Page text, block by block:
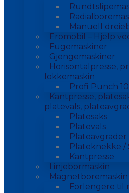
Manuell
Eromobil – Hjelp
Fugemaskiner
Gjengemaskiner
Horisontalpresse,
lokkemaskin
Profi Punch
Kantpresse,
platevals,
Platesaks
Platevals
Plateavgrader
Plateknekke /
Kantpresse
Linjebormaskin
Magnetboremaskin
Forlengere til